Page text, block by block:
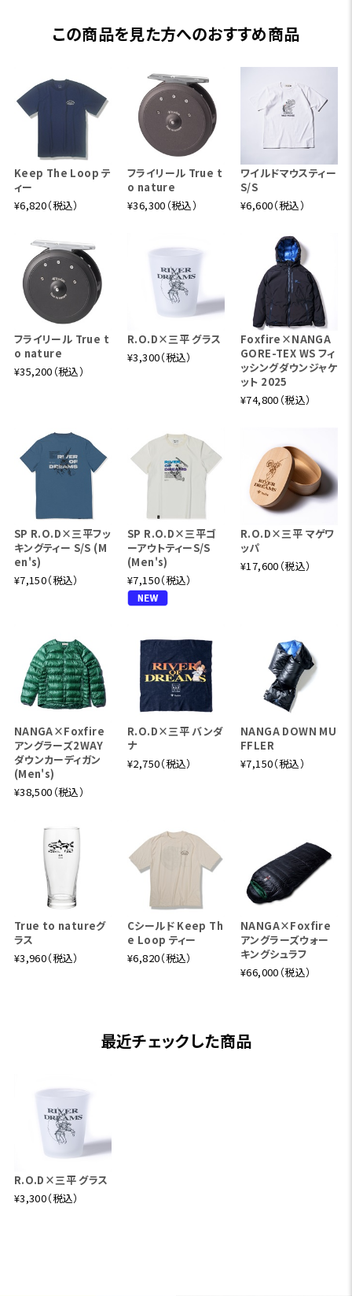
■フライver.グラフィック解説
三平くんが初めてフライフィッシングを体験したのは、単
行本26巻収録の「ジャックとユキシロヤマメ」でのこと。
三平君が最初に釣り上げたのは、なんと熊の鼻先でし
た。その後、単行本51〜54巻の「ニンフの誘惑」で、アメリ
ティングを習得していきます。ダイナミックなラインハンド
リングをする三平くんの、ペン入れ前の貴重な下描きをプ
リントしました。
■ルアーver.グラフィック解説
現代フィッシングにおいて、最も人気があるルアーフィッ
シング。三平くんが初めてルアーを目にしたのは単行本8
巻収録の「O池の滝太郎」でのこと。鮎川魚紳からルアー
の手解きを受けた三平くんは、イワナに始まりイトウ、ブ
ラックバスなど実に多くの魚種をルアーで釣り上げてい
ます。この躍動感溢れるフッキングをする三平くんも、ペ
ン入れ前の下描きをプリントしたものです。
この商品を見た方へのおすすめ商品
Keep The Loop テ
ィー
¥6,820（税込）
フライリール True t
o nature
¥36,300（税込）
ワイルドマウスティー
S/S
¥6,600（税込）
フライリール True t
o nature
¥35,200（税込）
R.O.D×三平 グラス
¥3,300（税込）
Foxfire×NANGA
GORE-TEX WS フィ
ッシングダウンジャケ
ット 2025
¥74,800（税込）
SP R.O.D×三平フッ
キングティー S/S (M
en's)
¥7,150（税込）
SP R.O.D×三平ゴ
ーアウトティーS/S
(Men's)
¥7,150（税込）
R.O.D×三平 マゲワ
ッパ
¥17,600（税込）
NANGA×Foxfire
アングラーズ2WAY
ダウンカーディガン
(Men's)
¥38,500（税込）
R.O.D×三平 バンダ
ナ
¥2,750（税込）
NANGA DOWN MU
FFLER
¥7,150（税込）
True to natureグ
ラス
¥3,960（税込）
Cシールド Keep Th
e Loop ティー
¥6,820（税込）
NANGA×Foxfire
アングラーズウォー
キングシュラフ
¥66,000（税込）
最近チェックした商品
R.O.D×三平 グラス
¥3,300（税込）